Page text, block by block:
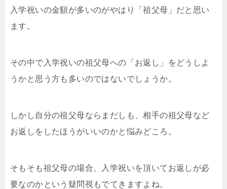
入学祝いの金額が多いのがやはり「祖父母」だと思い
ます。
その中で入学祝いの祖父母への「お返し」をどうしよ
うかと思う方も多いのではないでしょうか。
しかし自分の祖父母ならまだしも、相手の祖父母など
お返しをしたほうがいいのかと悩みどころ。
そもそも祖父母の場合、入学祝いを頂いてお返しが必
要なのかという疑問視もでてきますよね。